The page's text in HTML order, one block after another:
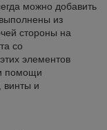
можно добавить
из
стороны на
со
элементов
помощи
винты и